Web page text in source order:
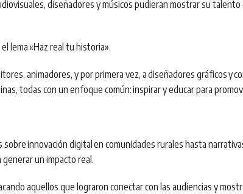
diseñadores y músicos pudieran mostrar su
lema«Haz real tu historia».
animadores, y por primera vez, adiseñadores gráficosy
todas con un enfoque común:inspirar y educar para
sobreinnovación digital en comunidades rurales hasta
un impacto real.
aquellos que lograron conectar con las audiencias y